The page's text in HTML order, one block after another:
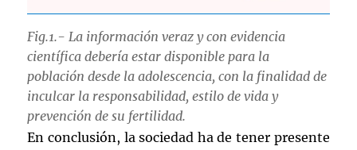
Fig.1.- La información veraz y con evidencia
científica debería estar disponible para la
población desde la adolescencia, con la finalidad de
inculcar la responsabilidad, estilo de vida y
prevención de su fertilidad.
En conclusión, la sociedad ha de tener presente